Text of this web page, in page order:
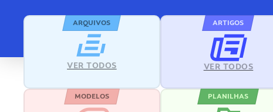
ARQUIVOS
VER TODOS
ARTIGOS
VER TODOS
MODELOS PLANILHAS